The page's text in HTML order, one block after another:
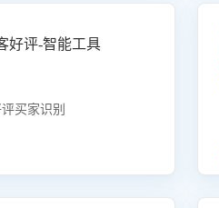
好评-智能工具
买家识别